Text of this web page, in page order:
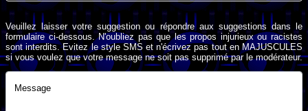
Veuillez laisser votre suggestion ou répondre aux suggestions dans le
formulaire ci-dessous. N'oubliez pas que les propos injurieux ou racistes
sont interdits. Evitez le style SMS et n'écrivez pas tout en MAJUSCULES
si vous voulez que votre message ne soit pas supprimé par le modérateur.
Message